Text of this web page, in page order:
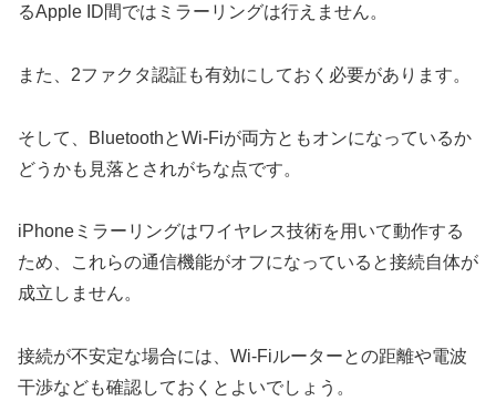
るApple ID間ではミラーリングは行えません。
また、2ファクタ認証も有効にしておく必要があります。
そして、BluetoothとWi-Fiが両方ともオンになっているか
どうかも見落とされがちな点です。
iPhoneミラーリングはワイヤレス技術を用いて動作する
ため、これらの通信機能がオフになっていると接続自体が
成立しません。
接続が不安定な場合には、Wi-Fiルーターとの距離や電波
干渉なども確認しておくとよいでしょう。